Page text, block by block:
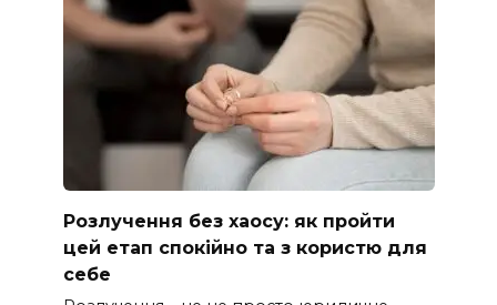
Розлучення без хаосу: як пройти
цей етап спокійно та з користю для
себе